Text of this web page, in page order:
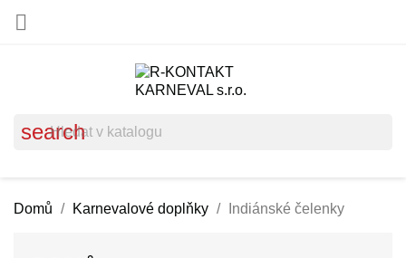

search
Domů Karnevalové doplňky Indiánské čelenky